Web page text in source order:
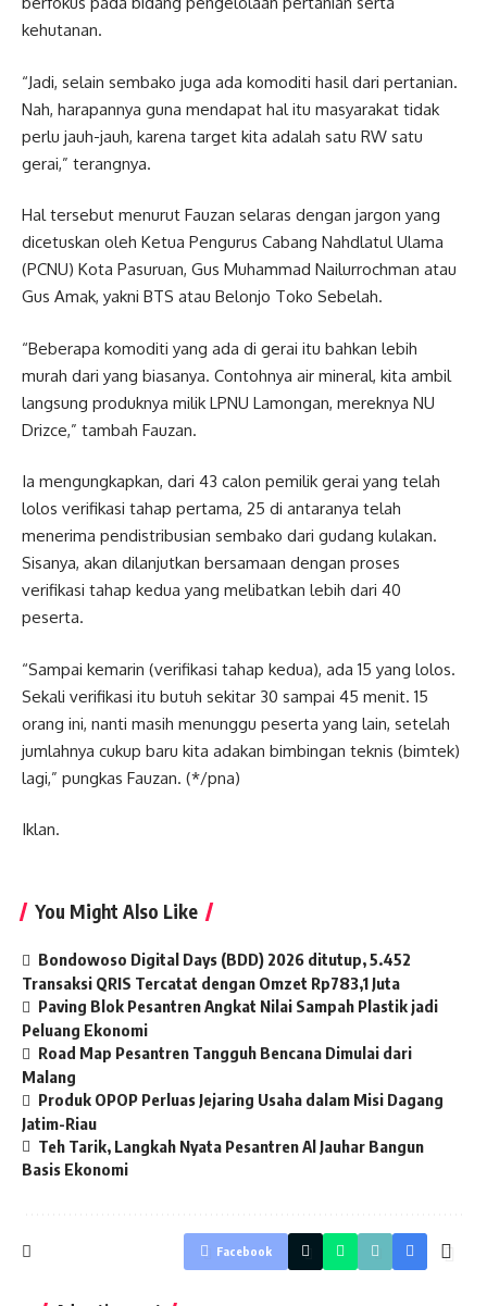
kehutanan.
“Jadi, selain sembako juga ada komoditi hasil dari pertanian.
Nah, harapannya guna mendapat hal itu masyarakat tidak
perlu jauh-jauh, karena target kita adalah satu RW satu
gerai,” terangnya.
Hal tersebut menurut Fauzan selaras dengan jargon yang
dicetuskan oleh Ketua Pengurus Cabang Nahdlatul Ulama
(PCNU) Kota Pasuruan, Gus Muhammad Nailurrochman atau
Gus Amak, yakni BTS atau Belonjo Toko Sebelah.
“Beberapa komoditi yang ada di gerai itu bahkan lebih
murah dari yang biasanya. Contohnya air mineral, kita ambil
langsung produknya milik LPNU Lamongan, mereknya NU
Drizce,” tambah Fauzan.
Ia mengungkapkan, dari 43 calon pemilik gerai yang telah
lolos verifikasi tahap pertama, 25 di antaranya telah
menerima pendistribusian sembako dari gudang kulakan.
Sisanya, akan dilanjutkan bersamaan dengan proses
verifikasi tahap kedua yang melibatkan lebih dari 40
peserta.
“Sampai kemarin (verifikasi tahap kedua), ada 15 yang lolos.
Sekali verifikasi itu butuh sekitar 30 sampai 45 menit. 15
orang ini, nanti masih menunggu peserta yang lain, setelah
jumlahnya cukup baru kita adakan bimbingan teknis (bimtek)
lagi,” pungkas Fauzan. (*/pna)
Iklan.
You Might Also Like
Bondowoso Digital Days (BDD) 2026 ditutup, 5.452
Transaksi QRIS Tercatat dengan Omzet Rp783,1 Juta
Paving Blok Pesantren Angkat Nilai Sampah Plastik jadi
Peluang Ekonomi
Road Map Pesantren Tangguh Bencana Dimulai dari
Malang
Produk OPOP Perluas Jejaring Usaha dalam Misi Dagang
Jatim-Riau
Teh Tarik, Langkah Nyata Pesantren Al Jauhar Bangun
Basis Ekonomi
Facebook